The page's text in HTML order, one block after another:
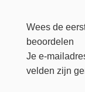
Wees de
beoordelen
Je e-
velden zijn